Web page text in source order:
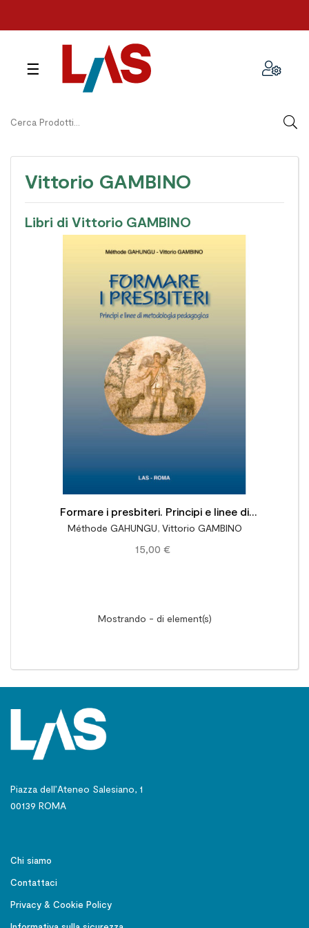
navigazione
☰
Vittorio GAMBINO
Libri di Vittorio GAMBINO
Formare i presbiteri. Principi e linee di
metodologia pedagogica
Méthode GAHUNGU, Vittorio GAMBINO
15,00 €
Mostrando - di element(s)
Piazza dell’Ateneo Salesiano, 1
00139 ROMA
Chi siamo
Contattaci
Privacy & Cookie Policy